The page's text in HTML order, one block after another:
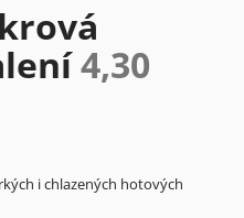
4,30
i chlazených hotových